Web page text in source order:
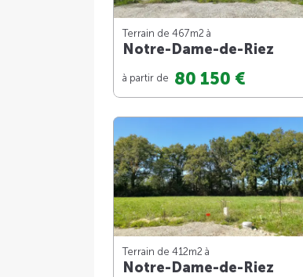
Terrain de 467m2 à
Notre-Dame-de-Riez
à partir de 80 150 €
Terrain de 412m2 à
Notre-Dame-de-Riez